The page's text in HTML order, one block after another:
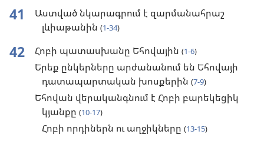
41
Աստված նկարագրում է զարմանահրաշ
լևիաթանին (1-34)
42 Հոբի պատասխանը Եհովային (1-6)
Երեք ընկերները արժանանում են Եհովայի
դատապարտական խոսքերին (7-9)
Եհովան վերականգնում է Հոբի բարեկեցիկ
կյանքը (10-17)
Հոբի որդիներն ու աղջիկները (13-15)